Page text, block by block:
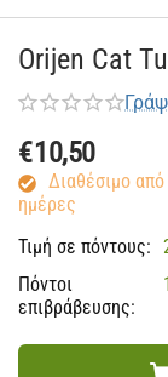
Orijen Cat
€10,50
Διαθέσιμο
ημέρες
Τιμή σε πόντους:
Πόντοι
επιβράβευσης: